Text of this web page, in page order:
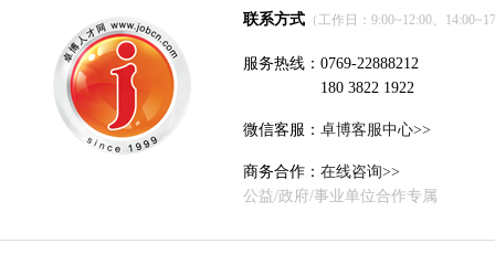
联系方式 （工作日：9:00~12:00、
服务热线：0769-22888212
180 3822 1922
微信客服： 卓博客服中心>>
商务合作： 在线咨询>>
公益/政府/事业单位合作专属